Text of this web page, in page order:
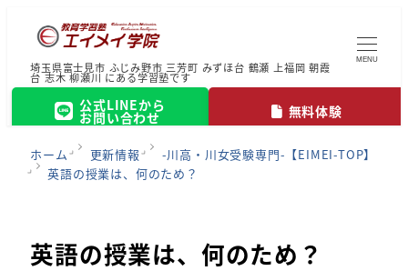
埼玉県富士見市 ふじみ野市 三芳町 みずほ台 鶴瀬 上福岡 朝霞
台 志木 柳瀬川 にある学習塾です
公式LINEから
お問い合わせ 無料体験
MENU
ホーム 更新情報
-川高・川女受験専門-【EIMEI-TOP】
英語の授業は、何のため？
英語の授業は、何のため？